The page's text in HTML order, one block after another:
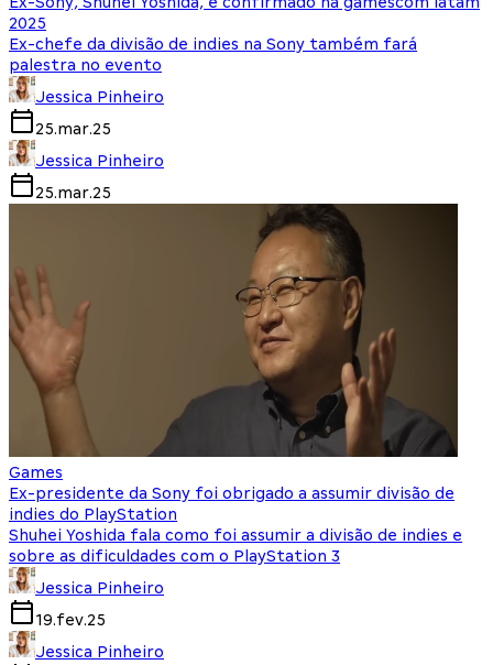
2025
Ex-chefe da divisão de indies na Sony também fará
palestra no evento
Jessica Pinheiro
25.mar.25
Jessica Pinheiro
25.mar.25
Games
Ex-presidente da Sony foi obrigado a assumir divisão de
indies do PlayStation
Shuhei Yoshida fala como foi assumir a divisão de indies e
sobre as dificuldades com o PlayStation 3
Jessica Pinheiro
19.fev.25
Jessica Pinheiro